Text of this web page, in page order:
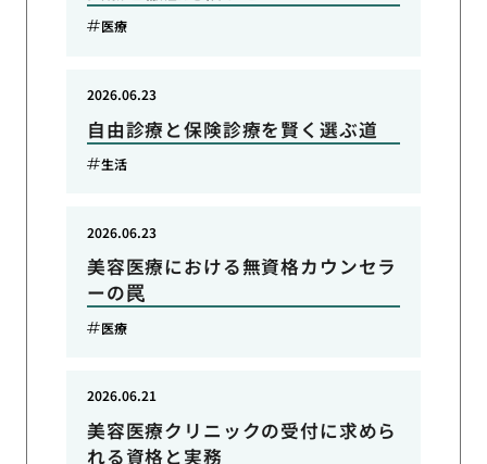
医療
自由診療と保険診療を賢く選ぶ道
2026.06.23
生活
美容医療における無資格カウンセラ
ーの罠
2026.06.23
医療
美容医療クリニックの受付に求めら
れる資格と実務
2026.06.21